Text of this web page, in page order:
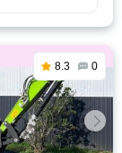
8.3 0